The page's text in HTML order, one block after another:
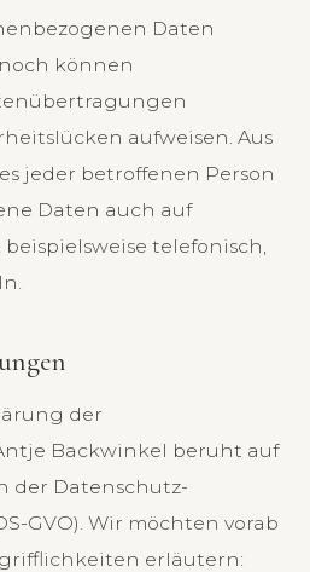
Daten
können
aufweisen. Aus
jeder betroffenen Person
Daten auch auf
telefonisch,
der
Backwinkel beruht auf
der Datenschutz-
GVO). Wir möchten vorab
erläutern: